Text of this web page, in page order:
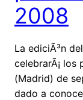
2008
La ediciÃ³n
celebrarÃ¡ los
(Madrid) de
dado a